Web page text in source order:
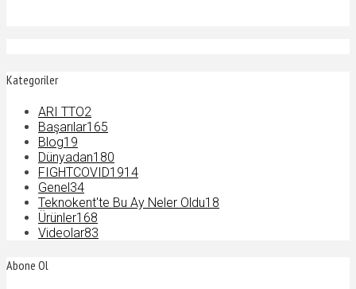
Kategoriler
ARI TTO2
Başarılar165
Blog19
Dünyadan180
FIGHTCOVID1914
Genel34
Teknokent'te Bu Ay Neler Oldu18
Ürünler168
Videolar83
Abone Ol